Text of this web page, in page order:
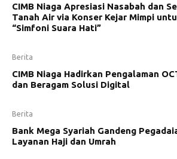
CIMB Niaga Apresiasi Nasabah dan
Tanah Air via Konser Kejar Mimpi
“Simfoni Suara Hati”
Berita
CIMB Niaga Hadirkan Pengalaman
dan Beragam Solusi Digital
Berita
Bank Mega Syariah Gandeng
Layanan Haji dan Umrah